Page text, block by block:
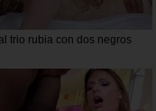
trio rubia con dos negros